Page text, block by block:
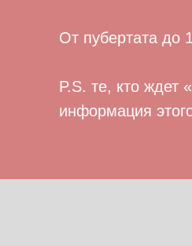
От пубертата до
P.S. те, кто ждет
информация